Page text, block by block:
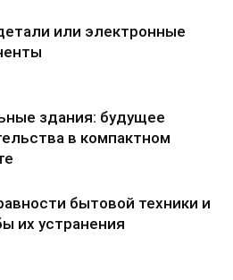
или электронные
здания: будущее
в компактном
бытовой техники и
их устранения